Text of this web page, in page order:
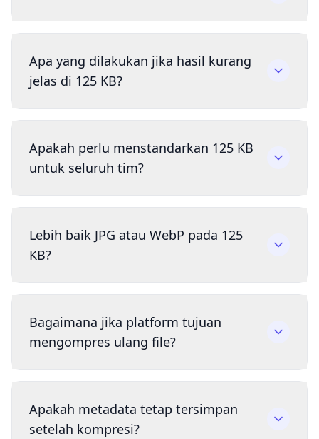
Apa yang dilakukan jika hasil kurang
jelas di 125 KB?
Apakah perlu menstandarkan 125 KB
untuk seluruh tim?
Lebih baik JPG atau WebP pada 125
KB?
Bagaimana jika platform tujuan
mengompres ulang file?
Apakah metadata tetap tersimpan
setelah kompresi?